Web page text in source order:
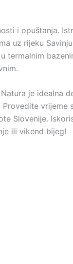
i opuštanja.
uz rijeku
termalnim
je idealna
vrijeme
Slovenije.
ili vikend bijeg!